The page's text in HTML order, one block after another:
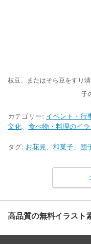
枝豆、またはそら豆をすり
子
カテゴリー: イベント・行
文化
食べ物・料理のイラ
タグ: お花見 和菓子 団
高品質の無料イラスト